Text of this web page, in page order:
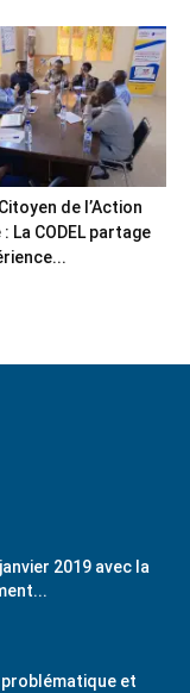
de l’Action
La CODEL partage
2019 avec la
et